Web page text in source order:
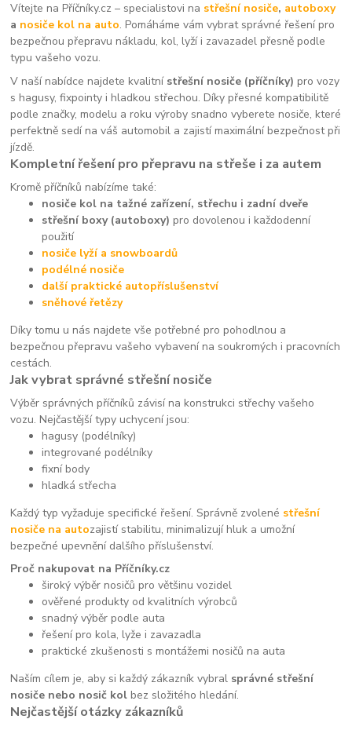
Vítejte na Příčníky.cz – specialistovi na střešní nosiče, autoboxy
a nosiče kol na auto. Pomáháme vám vybrat správné řešení pro
bezpečnou přepravu nákladu, kol, lyží i zavazadel přesně podle
typu vašeho vozu.
V naší nabídce najdete kvalitní střešní nosiče (příčníky) pro vozy
s hagusy, fixpointy i hladkou střechou. Díky přesné kompatibilitě
podle značky, modelu a roku výroby snadno vyberete nosiče, které
perfektně sedí na váš automobil a zajistí maximální bezpečnost při
jízdě.
Kompletní řešení pro přepravu na střeše i za autem
Kromě příčníků nabízíme také:
nosiče kol na tažné zařízení, střechu i zadní dveře
střešní boxy (autoboxy) pro dovolenou i každodenní
použití
nosiče lyží a snowboardů
podélné nosiče
další praktické autopříslušenství
sněhové řetězy
Díky tomu u nás najdete vše potřebné pro pohodlnou a
bezpečnou přepravu vašeho vybavení na soukromých i pracovních
cestách.
Jak vybrat správné střešní nosiče
Výběr správných příčníků závisí na konstrukci střechy vašeho
vozu. Nejčastější typy uchycení jsou:
hagusy (podélníky)
integrované podélníky
fixní body
hladká střecha
Každý typ vyžaduje specifické řešení. Správně zvolené střešní
nosiče na autozajistí stabilitu, minimalizují hluk a umožní
bezpečné upevnění dalšího příslušenství.
Proč nakupovat na Příčníky.cz
široký výběr nosičů pro většinu vozidel
ověřené produkty od kvalitních výrobců
snadný výběr podle auta
řešení pro kola, lyže i zavazadla
praktické zkušenosti s montážemi nosičů na auta
Naším cílem je, aby si každý zákazník vybral správné střešní
nosiče nebo nosič kol bez složitého hledání.
Nejčastější otázky zákazníků